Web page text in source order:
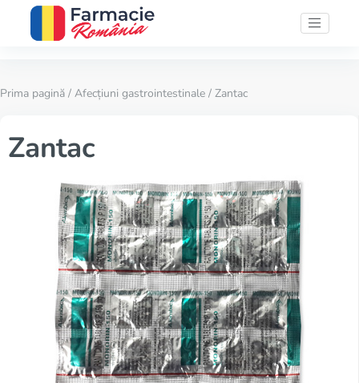
Prima pagină / Afecțiuni gastrointestinale / Zantac
Zantac